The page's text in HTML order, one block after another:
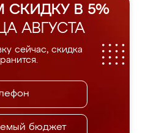
СКИДКУ В 5%
АВГУСТА
сейчас, скидка
бюджет